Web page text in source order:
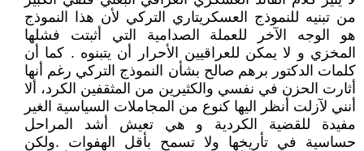
من تبنيه للنموذج العسكريتاري التركي لأن هذا النموذج
هو الوجه الآخر للعملة الصدامية التي أثبتت فشلها
المخزي و لا يمكن للعراقيين الأحرار أن يتبنوه . كما أن
كلمات الدكتور برهم صالح بشأن النموذج التركي رغم أنها
أثارت الحزن في نفسي والكثيرين من المثقفين الكرد، ألا
أنني لآزلت أنظر اليها كنوع من المجاملات السياسية الغير
مفيدة للقضية الكردية و هي تعيش أشد المراحل
حساسية في تأريخها ولا تسمح بأقل الهفوات .ولكن